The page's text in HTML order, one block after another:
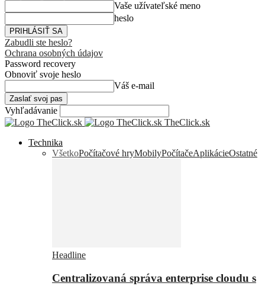
Vaše užívateľské meno
heslo
Zabudli ste heslo?
Ochrana osobných údajov
Password recovery
Obnoviť svoje heslo
Váš e-mail
Vyhľadávanie
TheClick.sk
Technika
VšetkoPočítačové hryMobilyPočítačeAplikácieOstatné
Headline
Centralizovaná správa enterprise cloudu s